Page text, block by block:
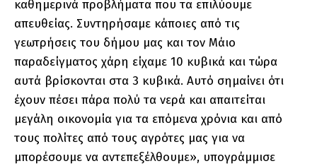
καθημερινά προβλήματα που τα επιλύουμε
απευθείας. Συντηρήσαμε κάποιες από τις
γεωτρήσεις του δήμου μας και τον Μάιο
παραδείγματος χάρη είχαμε 10 κυβικά και τώρα
αυτά βρίσκονται στα 3 κυβικά. Αυτό σημαίνει ότι
έχουν πέσει πάρα πολύ τα νερά και απαιτείται
μεγάλη οικονομία για τα επόμενα χρόνια και από
τους πολίτες από τους αγρότες μας για να
μπορέσουμε να αντεπεξέλθουμε», υπογράμμισε